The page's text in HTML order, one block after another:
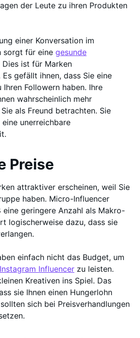
der Leute zu ihren Produkten
einer Konversation im
sorgt für eine gesunde
Dies ist für Marken
gefällt ihnen, dass Sie eine
Ihren Followern haben. Ihre
wahrscheinlich mehr
als Freund betrachten. Sie
unerreichbare
Preise
attraktiver erscheinen, weil Sie
haben. Micro-Influencer
eine geringere Anzahl als Makro-
logischerweise dazu, dass sie
einfach nicht das Budget, um
Instagram Influencer zu leisten.
Kreativen ins Spiel. Das
sie Ihnen einen Hungerlohn
sich bei Preisverhandlungen